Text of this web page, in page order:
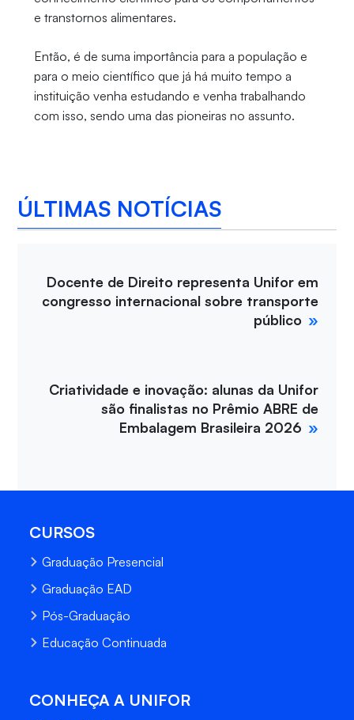
e transtornos alimentares.
Então, é de suma importância para a população e
para o meio científico que já há muito tempo a
instituição venha estudando e venha trabalhando
com isso, sendo uma das pioneiras no assunto.
ÚLTIMAS NOTÍCIAS
Docente de Direito representa Unifor em
congresso internacional sobre transporte
público
Criatividade e inovação: alunas da Unifor
são finalistas no Prêmio ABRE de
Embalagem Brasileira 2026
CURSOS
Graduação Presencial
Graduação EAD
Pós-Graduação
Educação Continuada
CONHEÇA A UNIFOR